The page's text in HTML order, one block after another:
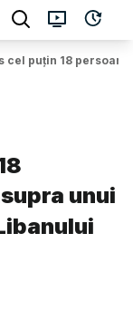
cel puțin 18
unui